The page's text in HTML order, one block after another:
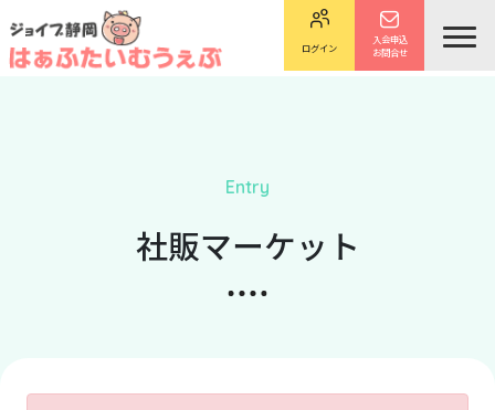
ログイン
入会申込
お問合せ
Entry
社販マーケット